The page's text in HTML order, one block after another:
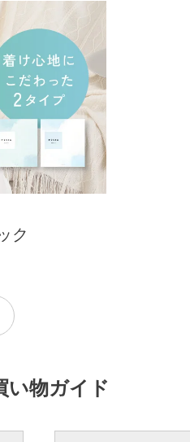
ク
い物ガイド